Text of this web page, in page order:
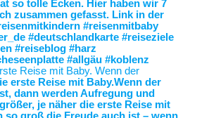
Reise mit Baby. Wenn der